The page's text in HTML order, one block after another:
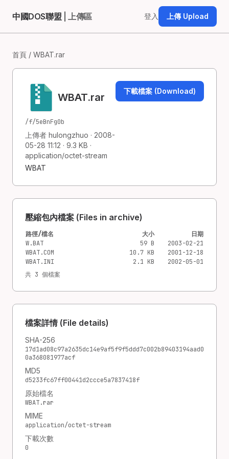
中國DOS聯盟 | 上傳區 登入 上傳 Upload
首頁 / WBAT.rar
WBAT.rar
/f/5eBnFg0b
上傳者 hulongzhuo · 2008-
05-28 11:12 · 9.3 KB ·
application/octet-stream
WBAT
下載檔案 (Download)
壓縮包內檔案 (Files in archive)
路徑/檔名 大小
日期
W.BAT
59 B
2003-02-21
WBAT.COM
10.7 KB
2001-12-18
WBAT.INI
2.1 KB
2002-05-01
共 3 個檔案
檔案詳情 (File details)
SHA-256
17d1ad08c97a2635dc14e9af5f9f5ddd7c002b89403194aad0
0a368081977acf
MD5
d5233fc67ff00441d2ccce5a7837418f
原始檔名
WBAT.rar
MIME
application/octet-stream
下載次數
0